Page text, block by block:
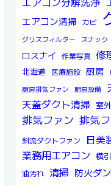
エアコン清掃 カビ
グリスフィルター スナック
ロスナイ 作業写真 修
北海道 医療施設 厨房
厨房排気ファン 厨房設備
天蓋ダクト清掃 室
排気ファン 排気
斜流ダクトファン 日美
業務用エアコン 横
油汚れ 清掃 防火ダ